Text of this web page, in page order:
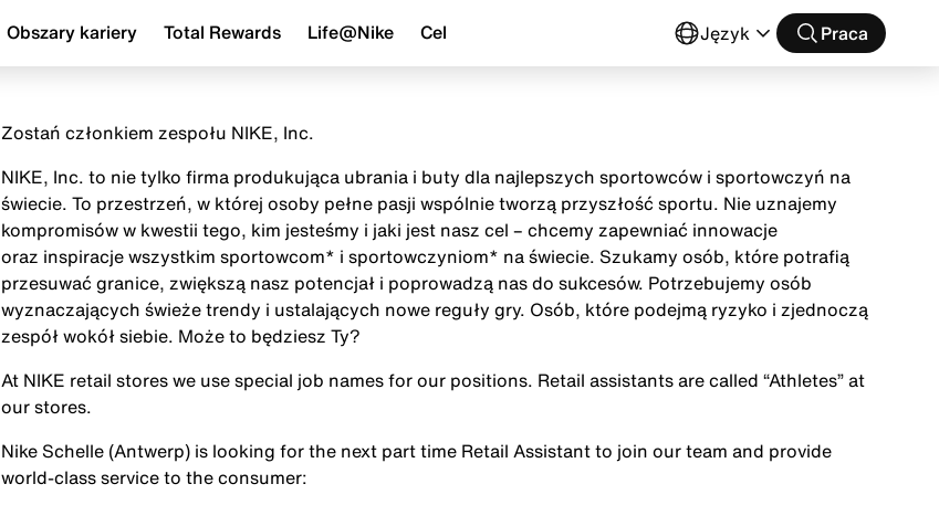
Obszary kariery Total Rewards Life@Nike Cel Język Praca
Zostań członkiem zespołu NIKE, Inc.
NIKE, Inc. to nie tylko firma produkująca ubrania i buty dla najlepszych sportowców i sportowczyń na
świecie. To przestrzeń, w której osoby pełne pasji wspólnie tworzą przyszłość sportu. Nie uznajemy
kompromisów w kwestii tego, kim jesteśmy i jaki jest nasz cel – chcemy zapewniać innowacje
oraz inspiracje wszystkim sportowcom* i sportowczyniom* na świecie. Szukamy osób, które potrafią
przesuwać granice, zwiększą nasz potencjał i poprowadzą nas do sukcesów. Potrzebujemy osób
wyznaczających świeże trendy i ustalających nowe reguły gry. Osób, które podejmą ryzyko i zjednoczą
zespół wokół siebie. Może to będziesz Ty?
At NIKE retail stores we use special job names for our positions. Retail assistants are called “Athletes” at
our stores.
Nike Schelle (Antwerp) is looking for the next part time Retail Assistant to join our team and provide
world-class service to the consumer: